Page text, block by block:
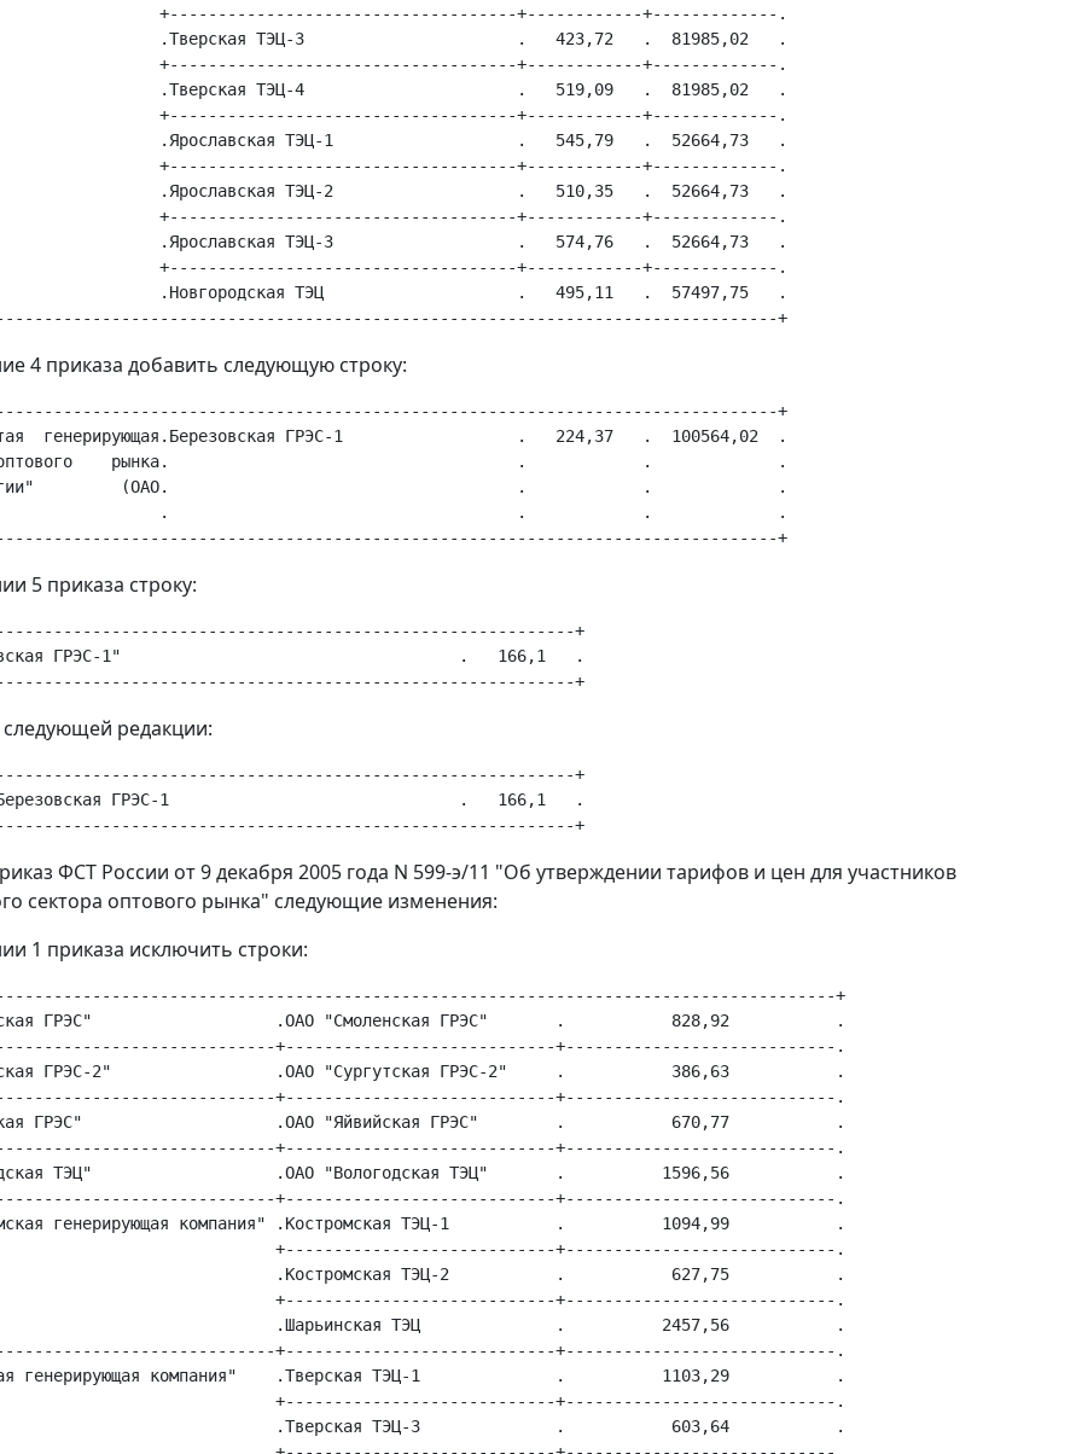
+------------------------------------+------------+-------------.
.Тверская ТЭЦ-3                      .   423,72   .  81985,02   .
+------------------------------------+------------+-------------.
.Тверская ТЭЦ-4                      .   519,09   .  81985,02   .
+------------------------------------+------------+-------------.
.Ярославская ТЭЦ-1                   .   545,79   .  52664,73   .
+------------------------------------+------------+-------------.
.Ярославская ТЭЦ-2                   .   510,35   .  52664,73   .
+------------------------------------+------------+-------------.
.Ярославская ТЭЦ-3                   .   574,76   .  52664,73   .
+------------------------------------+------------+-------------.
.Новгородская ТЭЦ                    .   495,11   .  57497,75   .
4 приказа добавить следующую строку:
+
генерирующая.Березовская ГРЭС-1                  .   224,37   .  100564,02  .
оптового    рынка.                                    .            .             .
(ОАО.                                    .            .             .
.                                    .            .             .
5 приказа строку:
+
ГРЭС-1"                                   .   166,1   .
редакции:
+
ГРЭС-1                              .   166,1   .
ФСТ России от 9 декабря 2005 года N 599-э/11 "Об утверждении тарифов и цен для участников
сектора оптового рынка" следующие изменения:
1 приказа исключить строки:
+
ГРЭС"                   .ОАО "Смоленская ГРЭС"       .           828,92           .
+----------------------------+----------------------------.
ГРЭС-2"                 .ОАО "Сургутская ГРЭС-2"     .           386,63           .
+----------------------------+----------------------------.
ГРЭС"                    .ОАО "Яйвийская ГРЭС"        .           670,77           .
+----------------------------+----------------------------.
ТЭЦ"                   .ОАО "Вологодская ТЭЦ"       .          1596,56           .
+----------------------------+----------------------------.
генерирующая компания" .Костромская ТЭЦ-1           .          1094,99           .
+----------------------------+----------------------------.
.Костромская ТЭЦ-2           .           627,75           .
+----------------------------+----------------------------.
.Шарьинская ТЭЦ              .          2457,56           .
+----------------------------+----------------------------.
генерирующая компания"    .Тверская ТЭЦ-1              .          1103,29           .
+----------------------------+----------------------------.
.Тверская ТЭЦ-3              .           603,64           .